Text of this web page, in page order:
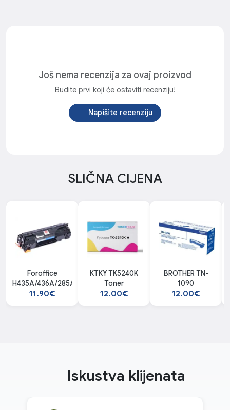
Još nema recenzija za ovaj proizvod
Budite prvi koji će ostaviti recenziju!
Napišite recenziju
SLIČNA CIJENA
Foroffice
H435A/436A/285A/278A
11.90€
KTKY TK5240K
Toner
12.00€
BROTHER TN-
1090
12.00€
Iskustva klijenata